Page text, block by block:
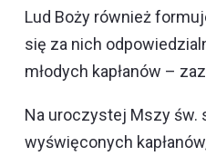
Lud Boży również
się za nich
młodych kapłanów –
Na uroczystej Mszy św.
wyświęconych